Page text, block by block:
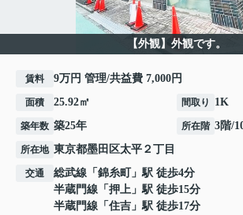
【外観】外観です。
賃料 9万円 管理/共益費 7,000円
面積 25.92㎡ 間取り 1K
築年数 築25年 所在階 3階/
所在地 東京都墨田区太平 ２丁目
交通 総武線 「 錦糸町
」駅 徒歩4分
半蔵門線 「 押上 」駅 徒歩15分
半蔵門線 「 住吉 」駅 徒歩17分